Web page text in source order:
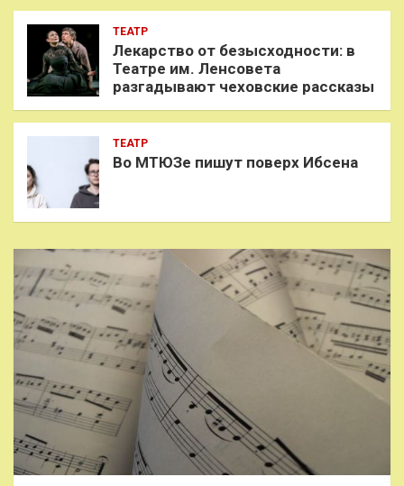
ТЕАТР
Лекарство от безысходности: в
Театре им. Ленсовета
разгадывают чеховские рассказы
ТЕАТР
Во МТЮЗе пишут поверх Ибсена